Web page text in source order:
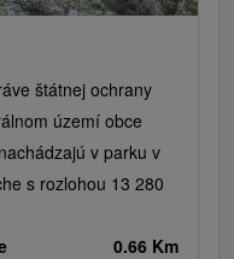
štátnej ochrany
území obce
v parku v
s rozlohou 13 280
0.66 Km